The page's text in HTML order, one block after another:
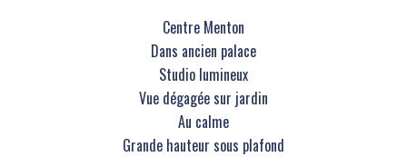
Centre Menton
Dans ancien palace
Studio lumineux
Vue dégagée sur jardin
Au calme
Grande hauteur sous plafond